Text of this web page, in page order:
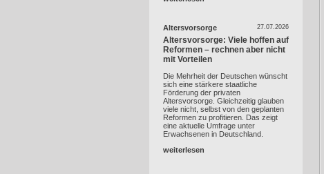
27.07.2026
Altersvorsorge
Altersvorsorge: Viele hoffen auf
Reformen – rechnen aber nicht
mit Vorteilen
Die Mehrheit der Deutschen wünscht
sich eine stärkere staatliche
Förderung der privaten
Altersvorsorge. Gleichzeitig glauben
viele nicht, selbst von den geplanten
Reformen zu profitieren. Das zeigt
eine aktuelle Umfrage unter
Erwachsenen in Deutschland.
weiterlesen